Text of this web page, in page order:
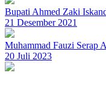
Bupati Ahmed Zaki
21 Desember 2021
Muhammad Fauzi Serap
20 Juli 2023